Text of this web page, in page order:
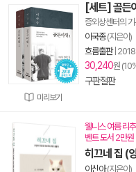
미리보기
[세트] 골든
증외상센터의
이국종(지은이)
흐름출판| 2018
30,240원
구판절판
웰니스 여름 리
벤트 도서 2만원
히끄네 집 (
이신아(지은이)